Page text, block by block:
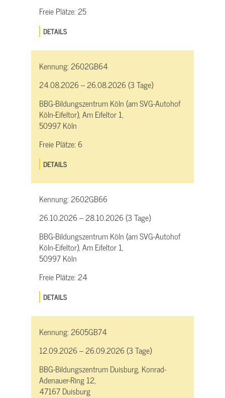
Freie Plätze:25
DETAILS
Kennung:2602GB64
24.08.2026 – 26.08.2026 (3 Tage)
BBG-Bildungszentrum Köln (am SVG-Autohof
Köln-Eifeltor), Am Eifeltor 1,
50997 Köln
Freie Plätze:6
DETAILS
Kennung:2602GB66
26.10.2026 – 28.10.2026 (3 Tage)
BBG-Bildungszentrum Köln (am SVG-Autohof
Köln-Eifeltor), Am Eifeltor 1,
50997 Köln
Freie Plätze:24
DETAILS
Kennung:2605GB74
12.09.2026 – 26.09.2026 (3 Tage)
BBG-Bildungszentrum Duisburg, Konrad-
Adenauer-Ring 12,
47167 Duisburg